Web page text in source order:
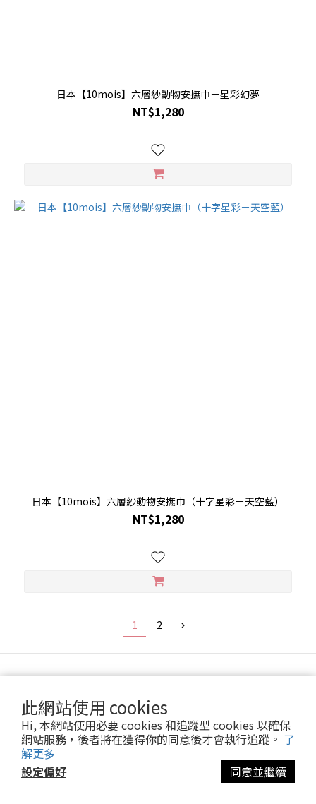
此網站使用 cookies
Hi, 本網站使用必要 cookies 和追蹤型 cookies 以確保
網站服務，後者將在獲得你的同意後才會執行追蹤。 了
解更多
設定偏好
同意並繼續
日本【10mois】六層紗動物安撫巾－星彩幻夢
NT$1,280
日本【10mois】六層紗動物安撫巾（十字星彩－天空藍）
NT$1,280
1 2
關於Nino